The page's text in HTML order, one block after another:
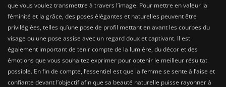
que vous voulez transmettre à travers l’image. Pour mettre en valeur la
féminité et la grâce, des poses élégantes et naturelles peuvent être
privilégiées, telles qu’une pose de profil mettant en avant les courbes du
visage ou une pose assise avec un regard doux et captivant. Il est
également important de tenir compte de la lumière, du décor et des
émotions que vous souhaitez exprimer pour obtenir le meilleur résultat
possible. En fin de compte, l’essentiel est que la femme se sente à l’aise et
confiante devant l’objectif afin que sa beauté naturelle puisse rayonner à